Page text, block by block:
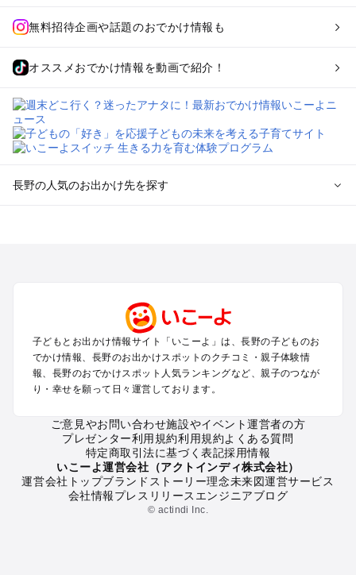
無料招待企画や話題のおでかけ情報も
オススメおでかけ情報を動画で紹介！
長野の人気のお出かけ先を探す
上田・佐久・小諸・別所のプールお出かけ
伊那・駒ヶ根・飯田・昼神（伊那路）のプールお出かけ
蓼科・白樺湖・車山・女神湖・姫木平のプールお出かけ
安曇野・大町のプールお出かけ
白馬・小谷のプールお出かけ
木曽路・木曽周辺のプールお出かけ
野沢・志賀高原周辺のプールお出かけ
飯山・斑尾・信濃町・黒姫のプールお出かけ
千曲・戸倉上山田のプールお出かけ
須坂・菅平高原・峰の原高原のプールお出かけ
子どもとお出かけ情報サイト「いこーよ」は、長野の子どものお
でかけ情報、長野のお出かけスポットのクチコミ・親子体験情
報、長野のおでかけスポット人気ランキングなど、親子のつなが
り・幸せを願って日々運営しております。
ご意見やお問い合わせ施設やイベント運営者の方
プレゼンター利用規約利用規約よくある質問
特定商取引法に基づく表記採用情報
いこーよ運営会社（アクトインディ株式会社）
運営会社トップブランドストーリー理念未来図運営サービス
会社情報プレスリリース エンジニアブログ
© actindi Inc.